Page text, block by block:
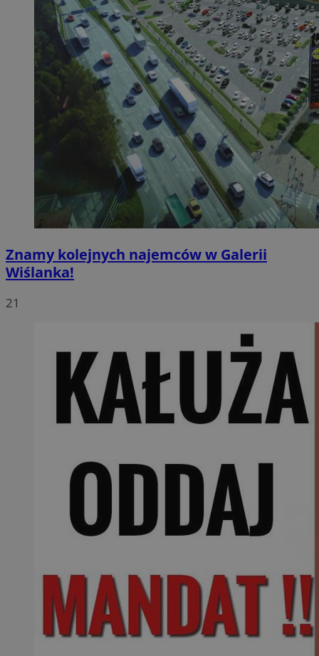
Znamy kolejnych najemców w Galerii
Wiślanka!
21